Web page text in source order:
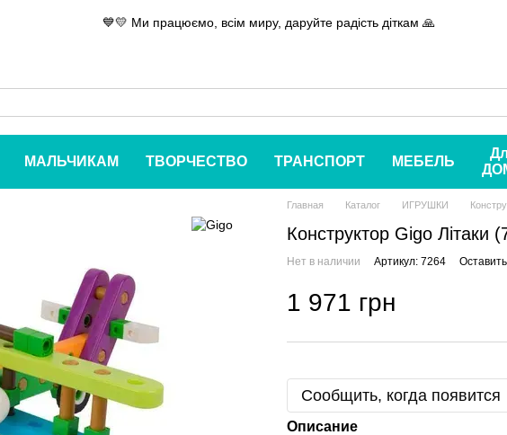
💙💛 Ми працюємо, всім миру, даруйте радість діткам 🙏
МАЛЬЧИКАМ ТВОРЧЕСТВО ТРАНСПОРТ МЕБЕЛЬ
Главная Каталог ИГРУШКИ
Конструктор Gigo Лiтаки
Нет в наличии Артикул: 7264
1 971 грн
Сообщить, когда появится
Описание